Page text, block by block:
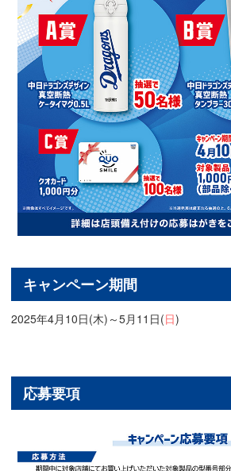
キャンペーン期間
2025年4月10日(木)～5月11日(日)
応募要項